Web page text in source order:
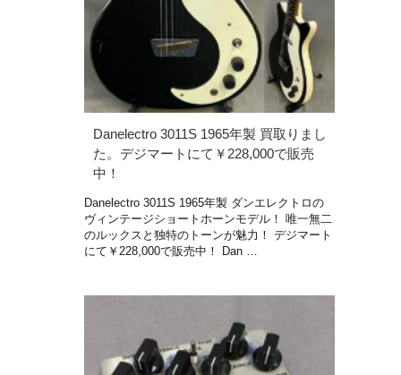
Danelectro 3011S 1965年製 買取りまし
た。デジマートにて￥228,000で販売
中！
Danelectro 3011S 1965年製 ダンエレクトロの
ヴィンテージショートホーンモデル！ 唯一無二
のルックスと独特のトーンが魅力！ デジマート
にて￥228,000で販売中！ Dan …